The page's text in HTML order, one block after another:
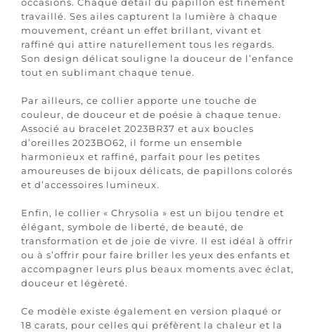
travaillé. Ses ailes capturent la lumière à chaque
mouvement, créant un effet brillant, vivant et
raffiné qui attire naturellement tous les regards.
Son design délicat souligne la douceur de l’enfance
tout en sublimant chaque tenue.
Par ailleurs, ce collier apporte une touche de
couleur, de douceur et de poésie à chaque tenue.
Associé au bracelet 2023BR37 et aux boucles
d’oreilles 2023BO62, il forme un ensemble
harmonieux et raffiné, parfait pour les petites
amoureuses de bijoux délicats, de papillons colorés
et d’accessoires lumineux.
Enfin, le collier « Chrysolia » est un bijou tendre et
élégant, symbole de liberté, de beauté, de
transformation et de joie de vivre. Il est idéal à offrir
ou à s’offrir pour faire briller les yeux des enfants et
accompagner leurs plus beaux moments avec éclat,
douceur et légèreté.
Ce modèle existe également en version plaqué or
18 carats, pour celles qui préfèrent la chaleur et la